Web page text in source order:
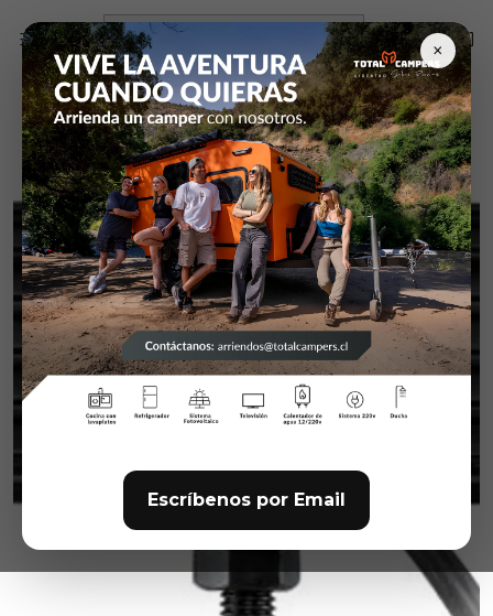
×
Escríbenos por Email
Inicio Exterior Camper RV camioneta
Hella
Hella BLACK MAGIC 6LED Mini Barra - Flood Beam